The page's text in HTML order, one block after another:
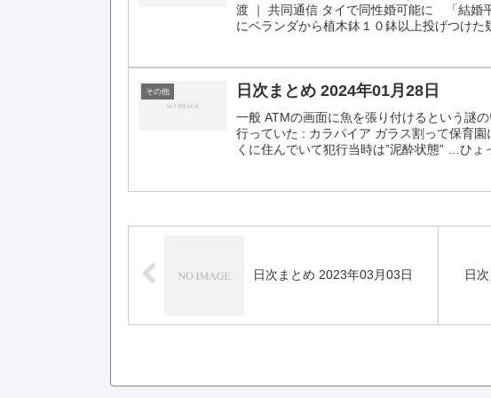
渡 ｜ 共同通信 タイで同性婚可能に 「結婚
にベランダから植木鉢１０鉢以上投げつけ
その他 日次まとめ 2024年01月28日
一般 ATMの画面に魚を張り付けるという謎
行っていた : カラパイア ガラス割って保育
くに住んでいて犯行当時は”泥酔状態” …ひょ
日次まとめ 2023年03月03日 日